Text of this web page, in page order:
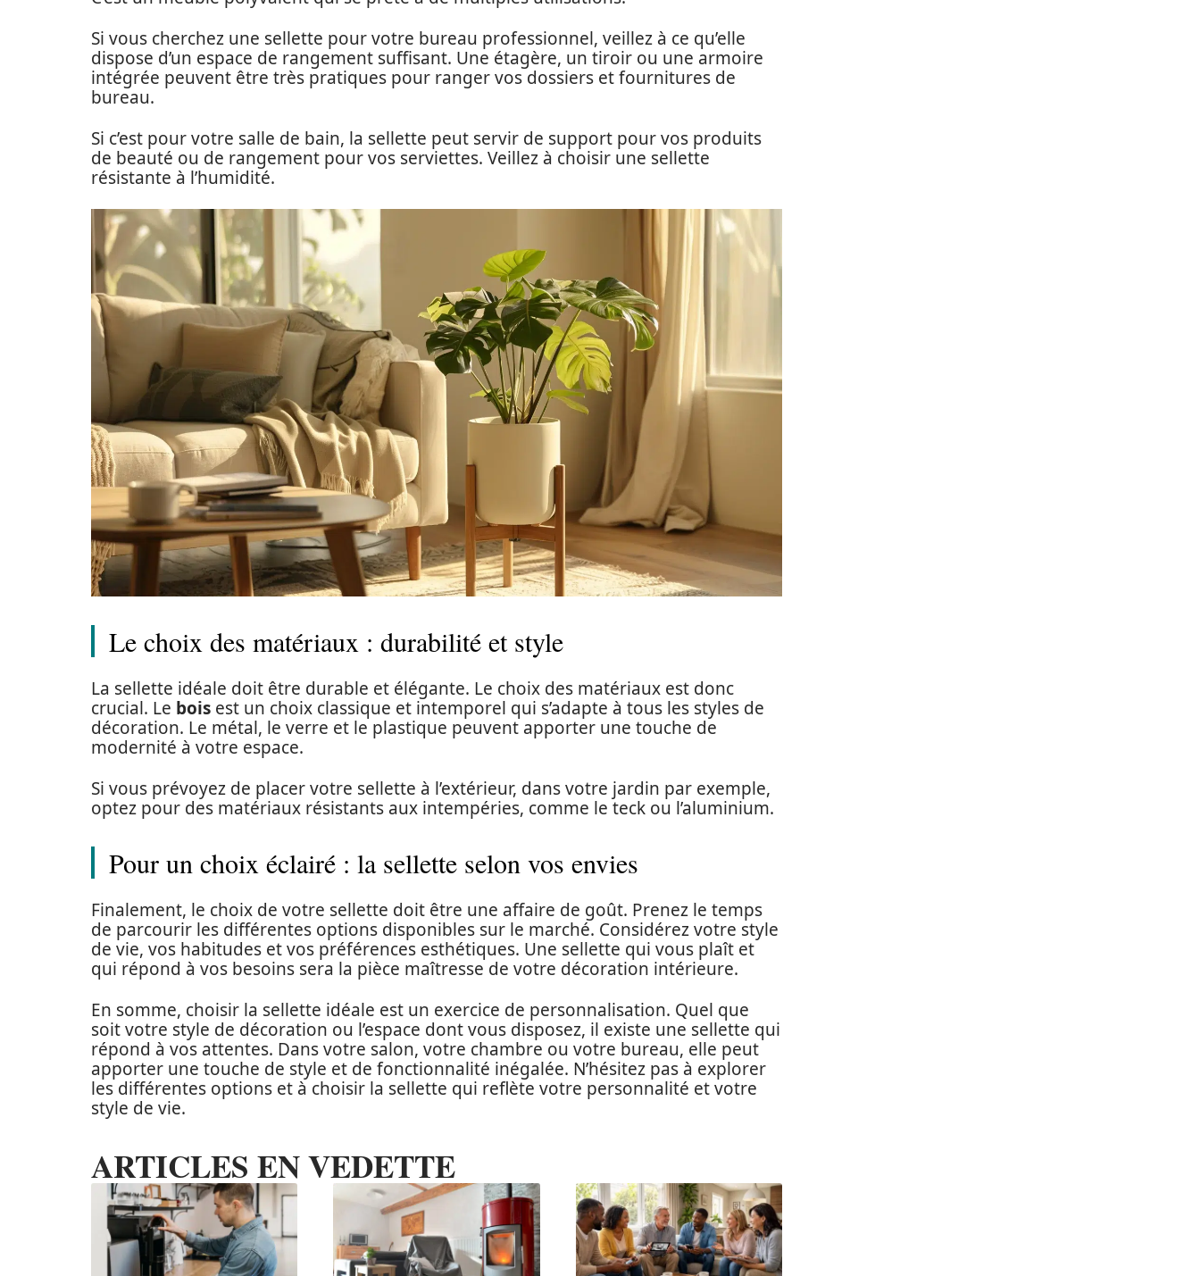
Si vous cherchez une sellette pour votre bureau professionnel, veillez à ce qu’elle
dispose d’un espace de rangement suffisant. Une étagère, un tiroir ou une armoire
intégrée peuvent être très pratiques pour ranger vos dossiers et fournitures de
bureau.
Si c’est pour votre salle de bain, la sellette peut servir de support pour vos produits
de beauté ou de rangement pour vos serviettes. Veillez à choisir une sellette
résistante à l’humidité.
Le choix des matériaux : durabilité et style
La sellette idéale doit être durable et élégante. Le choix des matériaux est donc
crucial. Le bois est un choix classique et intemporel qui s’adapte à tous les styles de
décoration. Le métal, le verre et le plastique peuvent apporter une touche de
modernité à votre espace.
Si vous prévoyez de placer votre sellette à l’extérieur, dans votre jardin par exemple,
optez pour des matériaux résistants aux intempéries, comme le teck ou l’aluminium.
Pour un choix éclairé : la sellette selon vos envies
Finalement, le choix de votre sellette doit être une affaire de goût. Prenez le temps
de parcourir les différentes options disponibles sur le marché. Considérez votre style
de vie, vos habitudes et vos préférences esthétiques. Une sellette qui vous plaît et
qui répond à vos besoins sera la pièce maîtresse de votre décoration intérieure.
En somme, choisir la sellette idéale est un exercice de personnalisation. Quel que
soit votre style de décoration ou l’espace dont vous disposez, il existe une sellette qui
répond à vos attentes. Dans votre salon, votre chambre ou votre bureau, elle peut
apporter une touche de style et de fonctionnalité inégalée. N’hésitez pas à explorer
les différentes options et à choisir la sellette qui reflète votre personnalité et votre
style de vie.
ARTICLES EN VEDETTE